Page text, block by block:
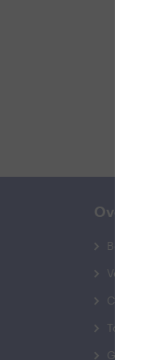
Over
Contact